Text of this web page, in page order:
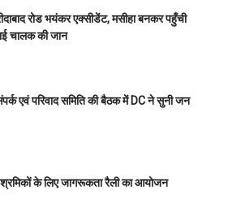
रोड भयंकर एक्सीडेंट, मसीहा बनकर पहुँची
चालक की जान
एवं परिवाद समिति की बैठक में DC ने सुनी जन
श्रमिकों के लिए जागरूकता रैली का आयोजन